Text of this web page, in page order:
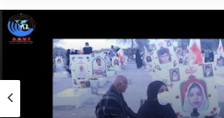
سال 2022: افغانستان همچنان در
از تروریسم
فیلم‌ها و سریال‌های ایرانی با